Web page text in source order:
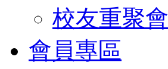
校友重聚會
會員專區